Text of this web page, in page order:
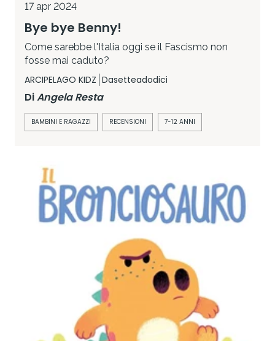
17 apr 2024
Bye bye Benny!
Come sarebbe l'Italia oggi se il Fascismo non
fosse mai caduto?
ARCIPELAGO KIDZ Dasetteadodici
DiAngela Resta
BAMBINI E RAGAZZI RECENSIONI 7-12 ANNI